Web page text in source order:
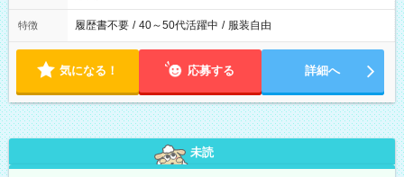
特徴 履歴書不要 / 40～50代活躍中 / 服装自由
気になる！ 応募する 詳細へ
未読